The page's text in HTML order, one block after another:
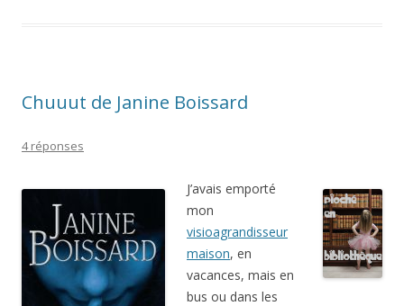
Chuuut de Janine Boissard
4 réponses
J’avais emporté
mon
visioagrandisseur
maison, en
vacances, mais en
bus ou dans les